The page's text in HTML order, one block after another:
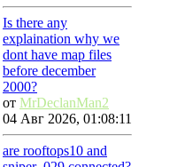
Is there any
explaination why we
dont have map files
before december
2000?
от MrDeclanMan2
04 Авг 2026, 01:08:11
are rooftops10 and